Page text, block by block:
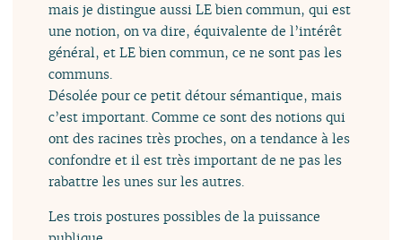
mais je distingue aussi LE bien commun, qui est
une notion, on va dire, équivalente de l’intérêt
général, et LE bien commun, ce ne sont pas les
communs.
Désolée pour ce petit détour sémantique, mais
c’est important. Comme ce sont des notions qui
ont des racines très proches, on a tendance à les
confondre et il est très important de ne pas les
rabattre les unes sur les autres.
Les trois postures possibles de la puissance